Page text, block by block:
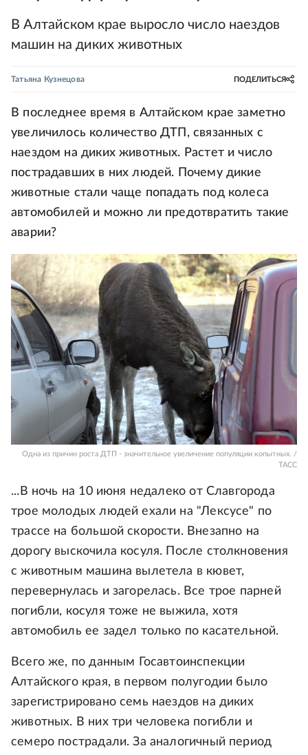
В Алтайском крае выросло число наездов
машин на диких животных
Татьяна Кузнецова ПОДЕЛИТЬСЯ
В последнее время в Алтайском крае заметно
увеличилось количество ДТП, связанных с
наездом на диких животных. Растет и число
пострадавших в них людей. Почему дикие
животные стали чаще попадать под колеса
автомобилей и можно ли предотвратить такие
аварии?
Одна из причин роста ДТП - значительное увеличение популяции копытных. /
ТАСС
...В ночь на 10 июня недалеко от Славгорода
трое молодых людей ехали на "Лексусе" по
трассе на большой скорости. Внезапно на
дорогу выскочила косуля. После столкновения
с животным машина вылетела в кювет,
перевернулась и загорелась. Все трое парней
погибли, косуля тоже не выжила, хотя
автомобиль ее задел только по касательной.
Всего же, по данным Госавтоинспекции
Алтайского края, в первом полугодии было
зарегистрировано семь наездов на диких
животных. В них три человека погибли и
семеро пострадали. За аналогичный период